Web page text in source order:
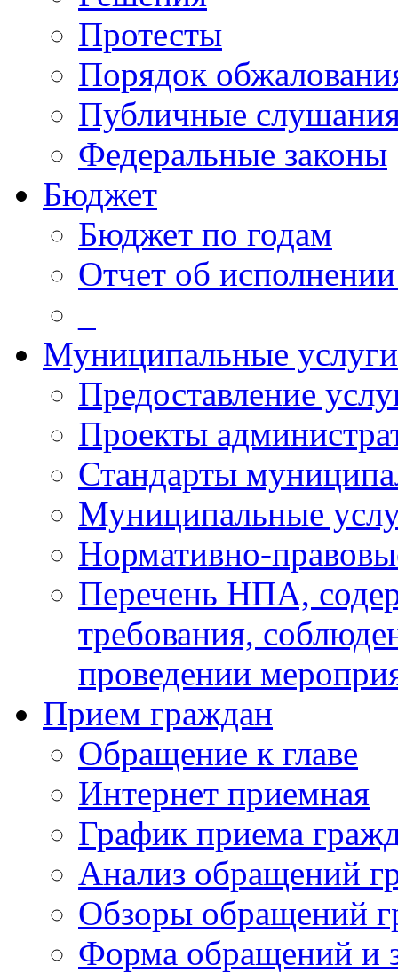
Протесты
Порядок
Публичные
Федеральные законы
Бюджет
Бюджет по годам
Отчет об
Муниципальные услуги
Предоставление
Проекты
Стандарты
Муниципальные
Нормативно-
Перечень НПА,
требования,
проведении
Прием граждан
Обращение к главе
Интернет приемная
График приема
Анализ обращений
Обзоры обращений
Форма обращений и